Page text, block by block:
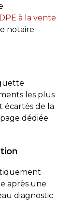
à la vente
notaire.
les plus
écartés de la
dédiée
après une
diagnostic